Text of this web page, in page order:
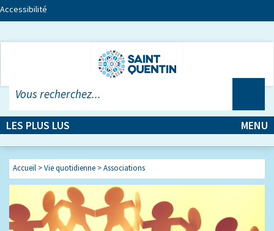
Accessibilité
LES PLUS LUS MENU
Accueil >Vie quotidienne >Associations